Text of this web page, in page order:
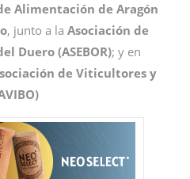
Alimentación de Aragón
, junto a la Asociación de
Duero (ASEBOR); y en
de Viticultores y